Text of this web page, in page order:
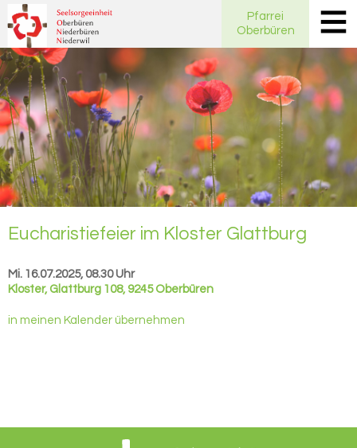
Pfarrei
Oberbüren
Eu­cha­ris­tie­fei­er im Klos­ter Glatt­burg
Mi. 16.07.2025, 08.30 Uhr
Kloster, Glattburg 108, 9245 Oberbüren
in meinen Kalender übernehmen